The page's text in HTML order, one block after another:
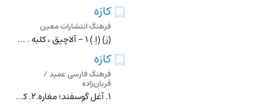
کازه
فرهنگ انتشارات معین
(زِ) (اِ.) 1 - آلاچیق ، کلبه . 2 - صومعه . 3 - خانه و منزل .
کازه
فرهنگ فارسی عمید /
قربان‌زاده
١. آغل گوسفند؛ مغاره.٢. کلبۀ صحرایی.٣. سایه‌بانی که با شاخه‌های درخت و علف در بیابان یا در میان کشتزار درست کنند؛ آلاچیق؛ کریز؛ کرچه؛ کومه: ◻︎ چو آمد بیابان یکی